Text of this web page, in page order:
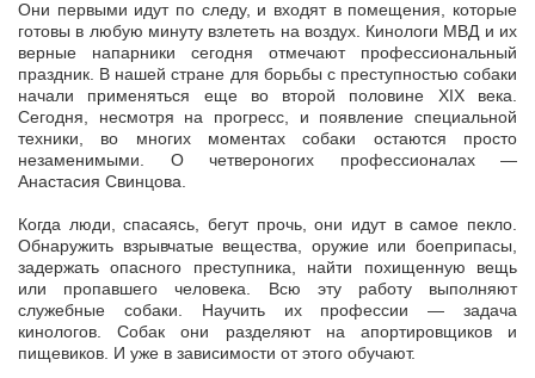
Они первыми идут по следу, и входят в помещения, которые
готовы в любую минуту взлететь на воздух. Кинологи МВД и их
верные напарники сегодня отмечают профессиональный
праздник. В нашей стране для борьбы с преступностью собаки
начали применяться еще во второй половине XIX века.
Сегодня, несмотря на прогресс, и появление специальной
техники, во многих моментах собаки остаются просто
незаменимыми. О четвероногих профессионалах —
Анастасия Свинцова.
Когда люди, спасаясь, бегут прочь, они идут в самое пекло.
Обнаружить взрывчатые вещества, оружие или боеприпасы,
задержать опасного преступника, найти похищенную вещь
или пропавшего человека. Всю эту работу выполняют
служебные собаки. Научить их профессии — задача
кинологов. Собак они разделяют на апортировщиков и
пищевиков. И уже в зависимости от этого обучают.